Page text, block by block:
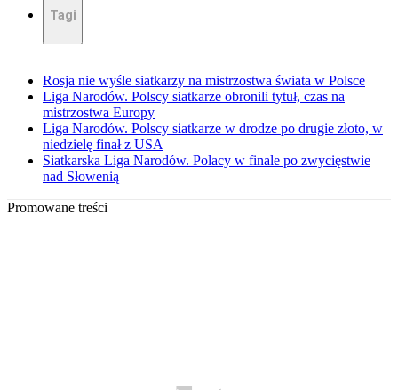
Tagi
Rosja nie wyśle siatkarzy na mistrzostwa świata w Polsce
Liga Narodów. Polscy siatkarze obronili tytuł, czas na
mistrzostwa Europy
Liga Narodów. Polscy siatkarze w drodze po drugie złoto, w
niedzielę finał z USA
Siatkarska Liga Narodów. Polacy w finale po zwycięstwie
nad Słowenią
Promowane treści